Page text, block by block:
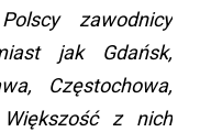
Polscy zawodnicy
jak Gdańsk,
Częstochowa,
Większość z nich